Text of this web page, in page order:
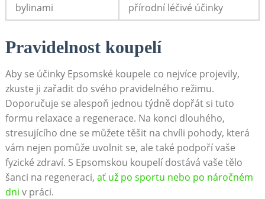
bylinami
přírodní léčivé účinky
Pravidelnost koupelí
Aby se účinky Epsomské koupele co nejvíce projevily,
zkuste ji zařadit do svého pravidelného režimu.
Doporučuje se alespoň jednou týdně dopřát si tuto
formu relaxace a regenerace. Na konci dlouhého,
stresujícího dne se můžete těšit na chvíli pohody, která
vám nejen pomůže uvolnit se, ale také podpoří vaše
fyzické zdraví. S Epsomskou koupelí dostává vaše tělo
šanci na regeneraci, ať už po sportu nebo po náročném
dni v práci.